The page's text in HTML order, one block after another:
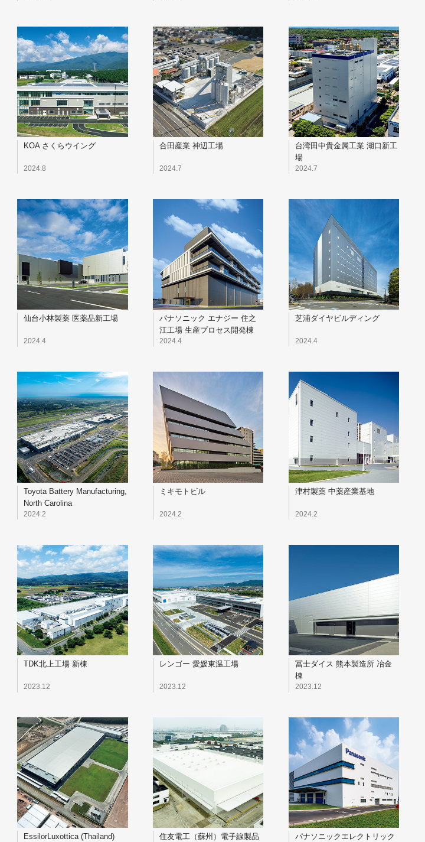
KOA さくらウイング
2024.8
合田産業 神辺工場
2024.7
台湾田中貴金属工業 湖口新工
場
2024.7
仙台小林製薬 医薬品新工場
2024.4
パナソニック エナジー 住之
江工場 生産プロセス開発棟
2024.4
芝浦ダイヤビルディング
2024.4
Toyota Battery Manufacturing,
North Carolina
2024.2
ミキモトビル
2024.2
津村製薬 中薬産業基地
2024.2
TDK北上工場 新棟
2023.12
レンゴー 愛媛東温工場
2023.12
冨士ダイス 熊本製造所 冶金
棟
2023.12
EssilorLuxottica (Thailand) 住友電工（蘇州）電子線製品 パナソニックエレクトリック